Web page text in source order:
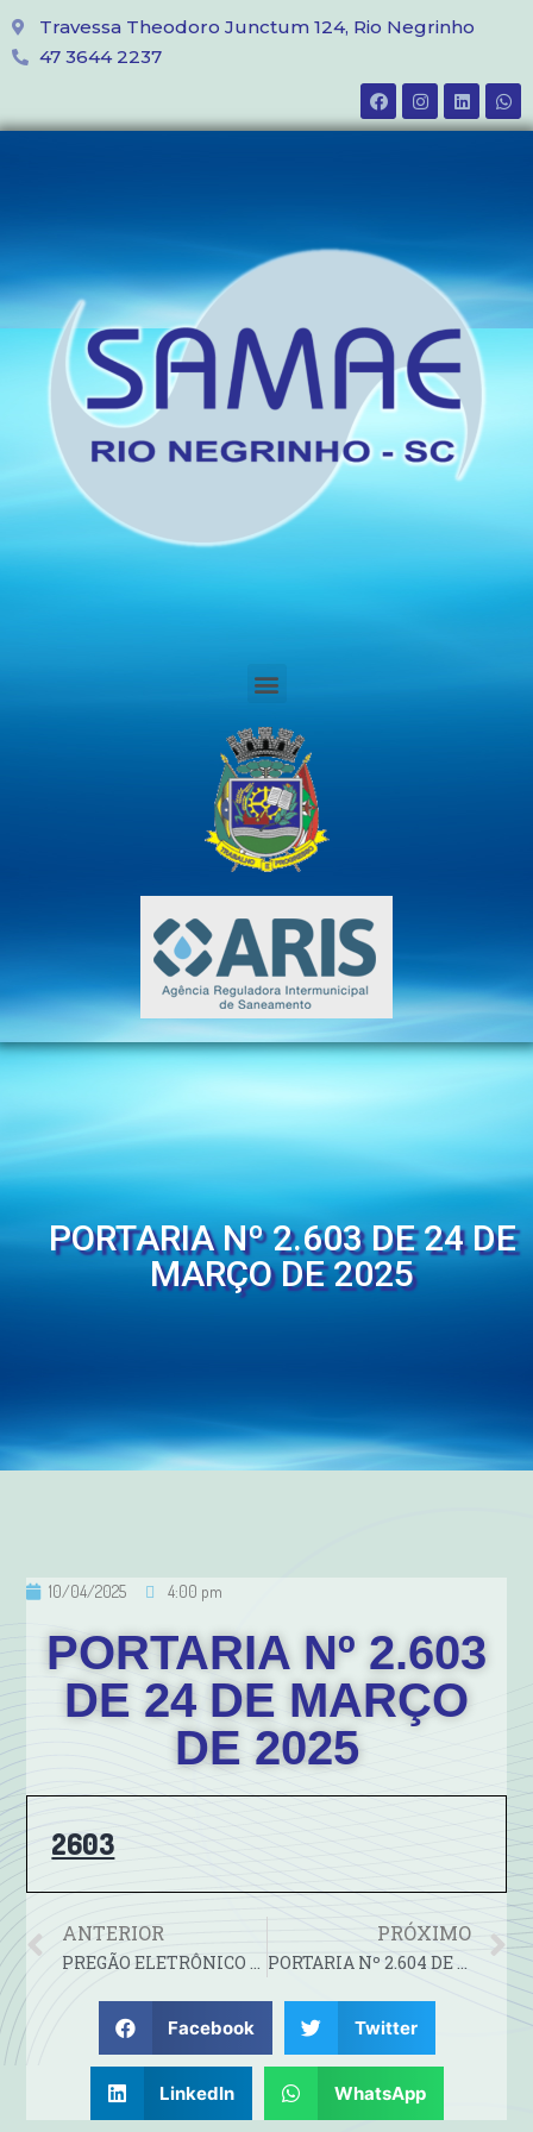
Travessa Theodoro Junctum 124, Rio Negrinho
47 3644 2237
PORTARIA Nº 2.603 DE 24 DE
MARÇO DE 2025
10/04/2025 4:00 pm
PORTARIA Nº 2.603
DE 24 DE MARÇO
DE 2025
2603
ANTERIOR
PREGÃO ELETRÔNICO N° 7/2025-
PRÓXIMO
PORTARIA Nº 2.604 DE 24 DE MARÇO DE 2025.
Facebook Twitter
LinkedIn WhatsApp